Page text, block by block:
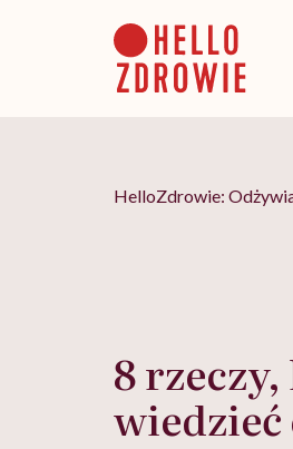
HelloZdrowie:
8